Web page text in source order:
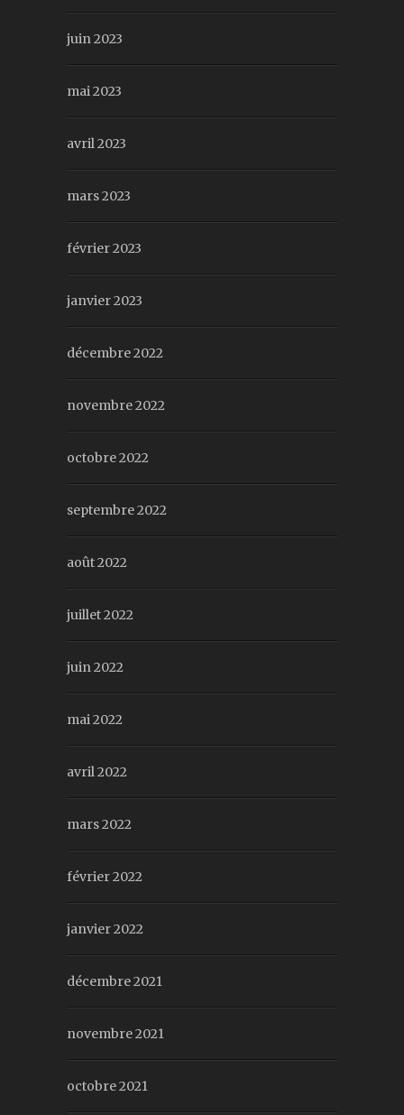
juin 2023
mai 2023
avril 2023
mars 2023
février 2023
janvier 2023
décembre 2022
novembre 2022
octobre 2022
septembre 2022
août 2022
juillet 2022
juin 2022
mai 2022
avril 2022
mars 2022
février 2022
janvier 2022
décembre 2021
novembre 2021
octobre 2021